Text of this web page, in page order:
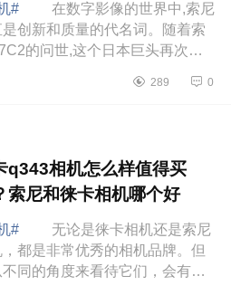
#
在数字影像的世界中,索尼
是创新和质量的代名词。随着索
的问世,这个日本巨头再次证
工具方面的承诺。下面小编为大
289 0
q343相机怎么样值得买
索尼和徕卡相机哪个好
#
无论是徕卡相机还是索尼
都是非常优秀的相机品牌。但
不同的角度来看待它们，会有不